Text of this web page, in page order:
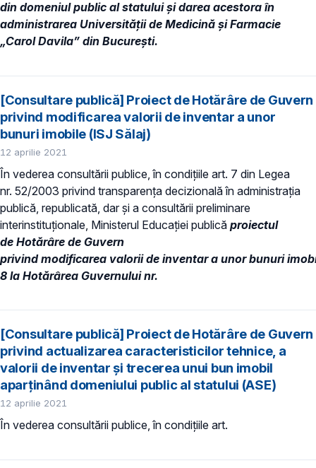
din domeniul public al statului și darea acestora în
administrarea Universității de Medicină și Farmacie
„Carol Davila” din București.
[Consultare publică] Proiect de Hotărâre de Guvern
privind modificarea valorii de inventar a unor
bunuri imobile (ISJ Sălaj)
12 aprilie 2021
În vederea consultării publice, în condiţiile art. 7 din Legea
nr. 52/2003 privind transparenţa decizională în administraţia
publică, republicată, dar și a consultării preliminare
interinstituționale, Ministerul Educaţiei publică proiectul
de Hotărâre de Guvern
privind modificarea valorii de inventar a unor bunuri
8 la Hotărârea Guvernului nr.
[Consultare publică] Proiect de Hotărâre de Guvern
privind actualizarea caracteristicilor tehnice, a
valorii de inventar și trecerea unui bun imobil
aparținând domeniului public al statului (ASE)
12 aprilie 2021
În vederea consultării publice, în condiţiile art.